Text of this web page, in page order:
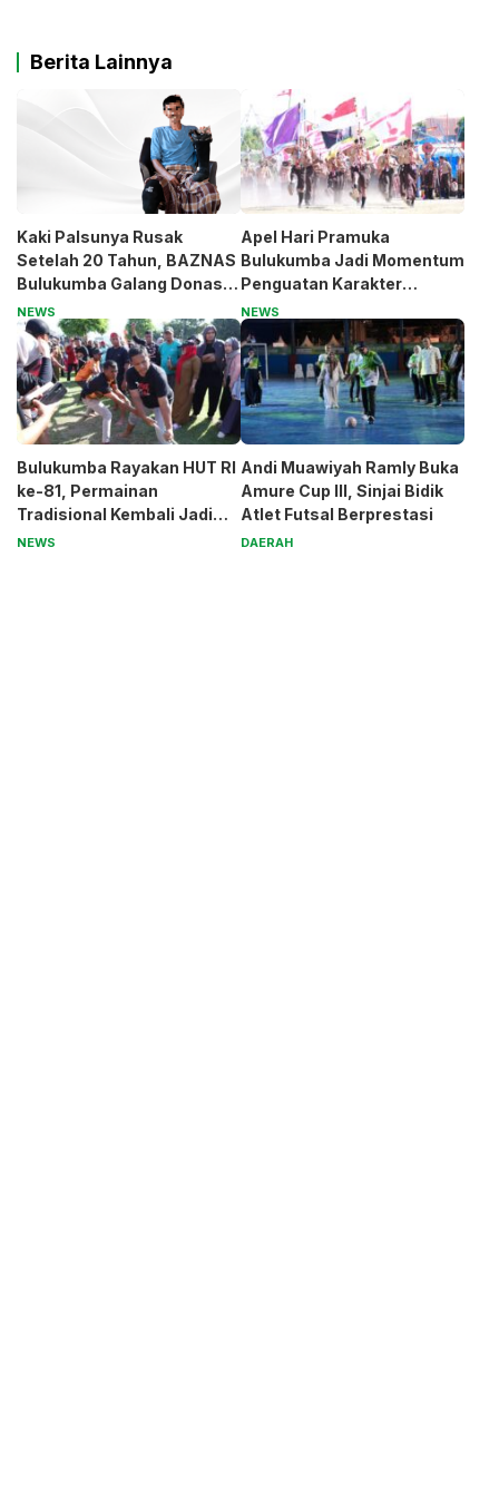
Berita Lainnya
Kaki Palsunya Rusak
Setelah 20 Tahun, BAZNAS
Bulukumba Galang Donasi
untuk Pak Pardi
NEWS
Apel Hari Pramuka
Bulukumba Jadi Momentum
Penguatan Karakter
Generasi Muda
NEWS
Bulukumba Rayakan HUT RI
ke-81, Permainan
Tradisional Kembali Jadi
Magnet
NEWS
Andi Muawiyah Ramly Buka
Amure Cup III, Sinjai Bidik
Atlet Futsal Berprestasi
DAERAH